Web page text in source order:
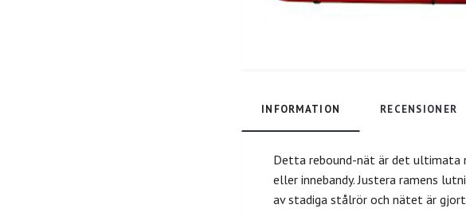
INFORMATION RECENSIONER
Detta rebound-nät är det ultimata
eller innebandy. Justera ramens
av stadiga stålrör och nätet är